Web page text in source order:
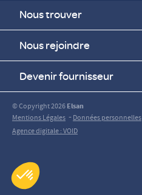
Nous trouver
Nous rejoindre
Devenir fournisseur
© Copyright 2026Elsan
Mentions Légales -Données personnelles
Agence digitale : VOID